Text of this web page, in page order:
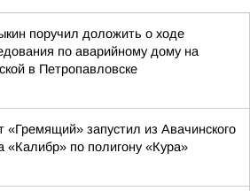
поручил доложить о ходе
по аварийному дому на
в Петропавловске
«Гремящий» запустил из Авачинского
«Калибр» по полигону «Кура»